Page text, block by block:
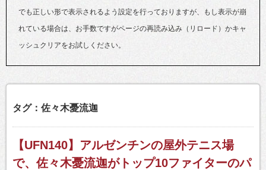
でも正しい形で表示されるよう設定を行っておりますが、もし表示が崩
れている場合は、お手数ですがページの再読み込み（リロード）かキャ
ッシュクリアをお試しください。
タグ：佐々木憂流迦
【UFN140】アルゼンチンの屋外テニス場
で、佐々木憂流迦がトップ10ファイターのパ